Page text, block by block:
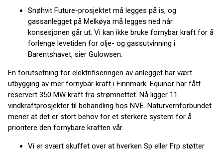
Snøhvit Future-prosjektet må legges på is, og
gassanlegget på Melkøya må legges ned når
konsesjonen går ut. Vi kan ikke bruke fornybar kraft for å
forlenge levetiden for olje- og gassutvinning i
Barentshavet, sier Gulowsen.
En forutsetning for elektrifiseringen av anlegget har vært
utbygging av mer fornybar kraft i Finnmark. Equinor har fått
reservert 350 MW kraft fra strømnettet. Nå ligger 11
vindkraftprosjekter til behandling hos NVE. Naturvernforbundet
mener at det er stort behov for et sterkere system for å
prioritere den fornybare kraften vår.
Vi er svært skuffet over at hverken Sp eller Frp støtter